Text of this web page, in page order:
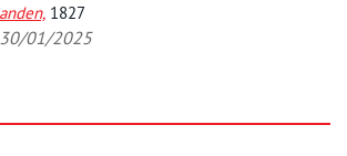
1827
01/2025